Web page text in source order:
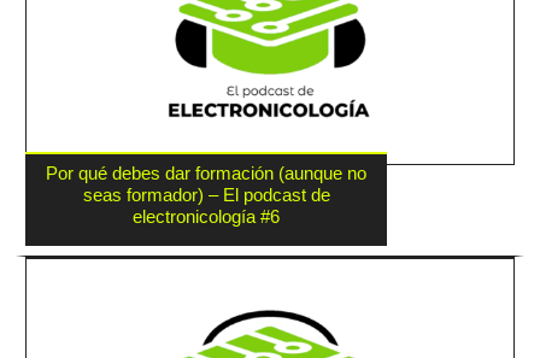
Por qué debes dar formación (aunque no
seas formador) – El podcast de
electronicología #6